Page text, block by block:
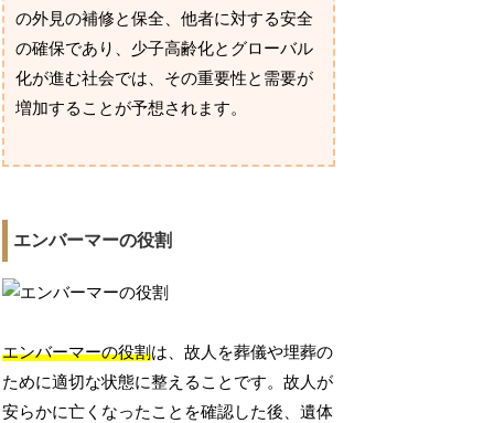
の外見の補修と保全、他者に対する安全
の確保であり、少子高齢化とグローバル
化が進む社会では、その重要性と需要が
増加することが予想されます。
エンバーマーの役割
エンバーマーの役割は、故人を葬儀や埋葬の
ために適切な状態に整えることです。故人が
安らかに亡くなったことを確認した後、遺体